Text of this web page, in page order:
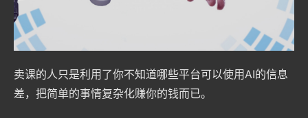
卖课的人只是利用了你不知道哪些平台可以使用AI的信息
差，把简单的事情复杂化赚你的钱而已。